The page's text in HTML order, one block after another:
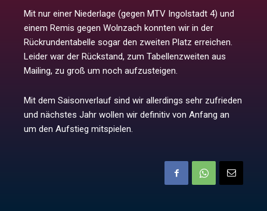
Mit nur einer Niederlage (gegen MTV Ingolstadt 4) und
einem Remis gegen Wolnzach konnten wir in der
Rückrundentabelle sogar den zweiten Platz erreichen.
Leider war der Rückstand, zum Tabellenzweiten aus
Mailing, zu groß um noch aufzusteigen.
Mit dem Saisonverlauf sind wir allerdings sehr zufrieden
und nächstes Jahr wollen wir definitiv von Anfang an
um den Aufstieg mitspielen.